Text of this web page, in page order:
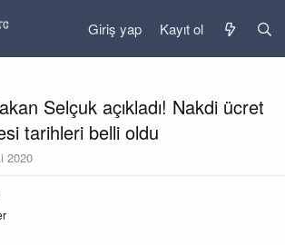
Giriş yap Kayıt ol
Selçuk açıkladı! Nakdi ücret
tarihleri belli oldu
2020